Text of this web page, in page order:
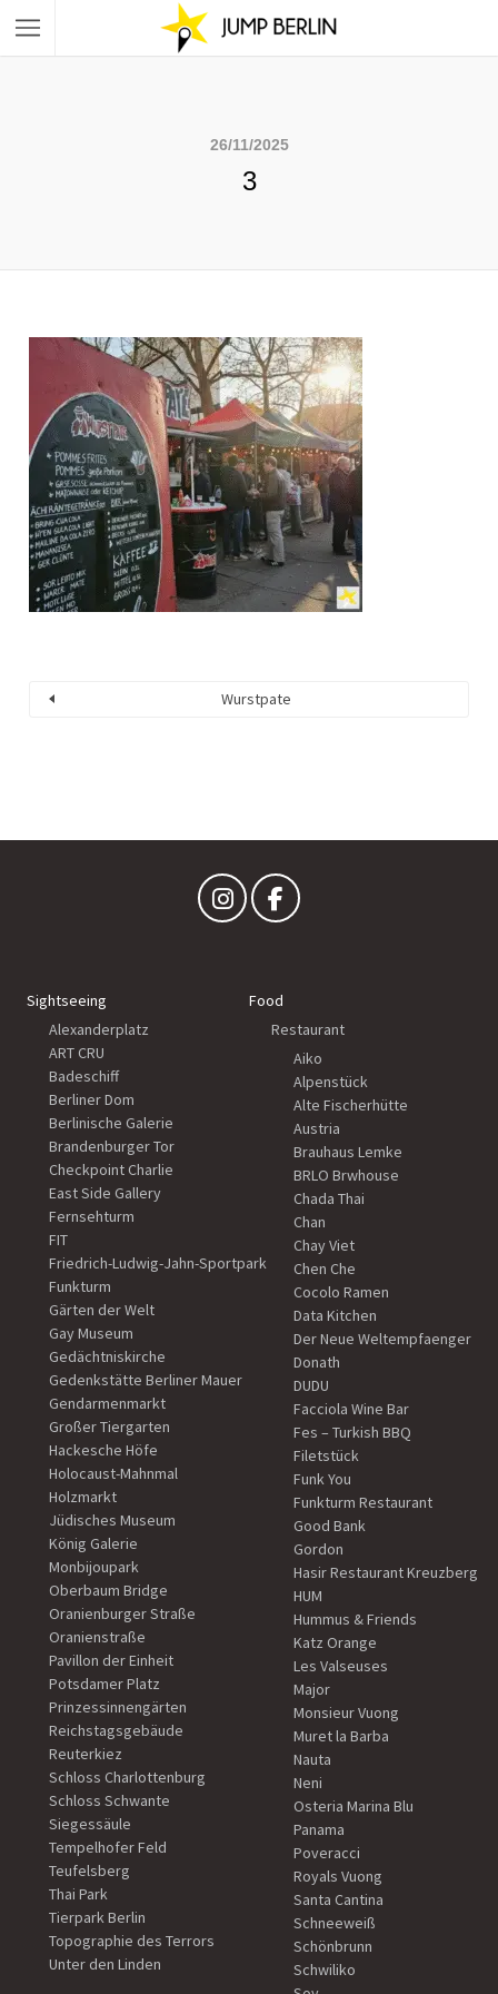
26/11/2025
3
Wurstpate
Sightseeing
Alexanderplatz
ART CRU
Badeschiff
Berliner Dom
Berlinische Galerie
Brandenburger Tor
Checkpoint Charlie
East Side Gallery
Fernsehturm
FIT
Friedrich-Ludwig-Jahn-Sportpark
Funkturm
Gärten der Welt
Gay Museum
Gedächtniskirche
Gedenkstätte Berliner Mauer
Gendarmenmarkt
Großer Tiergarten
Hackesche Höfe
Holocaust-Mahnmal
Holzmarkt
Jüdisches Museum
König Galerie
Monbijoupark
Oberbaum Bridge
Oranienburger Straße
Oranienstraße
Pavillon der Einheit
Potsdamer Platz
Prinzessinnengärten
Reichstagsgebäude
Reuterkiez
Schloss Charlottenburg
Schloss Schwante
Siegessäule
Tempelhofer Feld
Teufelsberg
Thai Park
Tierpark Berlin
Topographie des Terrors
Unter den Linden
Food
Restaurant
Aiko
Alpenstück
Alte Fischerhütte
Austria
Brauhaus Lemke
BRLO Brwhouse
Chada Thai
Chan
Chay Viet
Chen Che
Cocolo Ramen
Data Kitchen
Der Neue Weltempfaenger
Donath
DUDU
Facciola Wine Bar
Fes – Turkish BBQ
Filetstück
Funk You
Funkturm Restaurant
Good Bank
Gordon
Hasir Restaurant Kreuzberg
HUM
Hummus & Friends
Katz Orange
Les Valseuses
Major
Monsieur Vuong
Muret la Barba
Nauta
Neni
Osteria Marina Blu
Panama
Poveracci
Royals Vuong
Santa Cantina
Schneeweiß
Schönbrunn
Schwiliko